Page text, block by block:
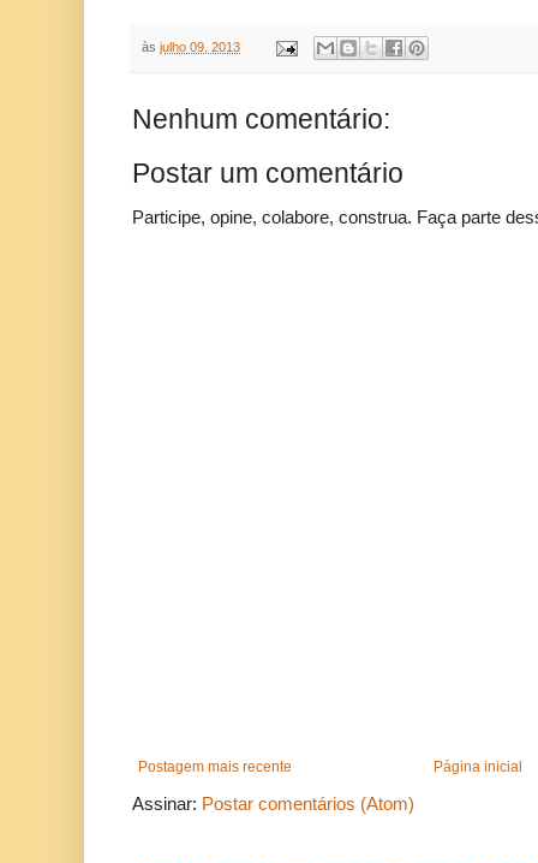
às julho 09, 2013
Nenhum comentário:
Postar um comentário
Participe, opine, colabore, construa. Faça parte
Postagem mais recente Página inicial
Assinar: Postar comentários (Atom)